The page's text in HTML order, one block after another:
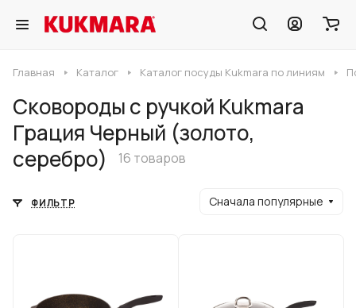
Главная Каталог Каталог посуды Kukmara по линиям
Сковороды с ручкой Kukmara
Грация Черный (золото,
серебро)
16 товаров
ФИЛЬТР Сначала популярные